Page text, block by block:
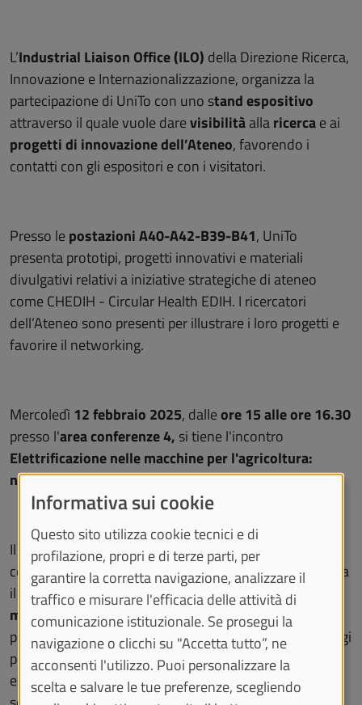
L’Industrial Liaison Office (ILO) della Direzione Ricerca,
Innovazione e Internazionalizzazione, organizza la
partecipazione di UniTo con uno stand espositivo
attraverso il quale vuole darevisibilitàallaricercae ai
progetti di innovazione dell’Ateneo, favorendo i
contatti con gli espositori e con i visitatori.
Presso lepostazioni A40-A42-B39-B41, UniTo
presenta prototipi, progetti innovativi e materiali
divulgativi relativi a iniziative strategiche di ateneo
come CHEDIH - Circular Health EDIH. I ricercatori
dell’Ateneo sono presenti per illustrare i loro progetti e
favorire il networking.
Mercoledì 12 febbraio 2025, dalleore 15 alle ore 16.30
presso l'area conferenze 4, si tiene l'incontro
Elettrificazione nelle macchine per l'agricoltura:
nuove sfide e scenari.
Il convegno, organizzato dall’Università di Torino
collaborazione conArpromaeFederUnacoma, affronta
il tema dell’ elettrificazione come opportunità per
modernizzare il settore agricolo, incrementare la
produttività e ridurre l’impatto ambientale. Tra i vantaggi
principali, l’azionamento elettrico permette maggiore
efficienza, precisione nelle operazioni colturali e
Informativa sui cookie
Questo sito utilizza cookie tecnici e di
profilazione, propri e di terze parti, per
garantire la corretta navigazione, analizzare il
traffico e misurare l'efficacia delle attività di
comunicazione istituzionale. Se prosegui la
navigazione o clicchi su "Accetta tutto”, ne
acconsenti l'utilizzo. Puoi personalizzare la
scelta e salvare le tue preferenze, scegliendo